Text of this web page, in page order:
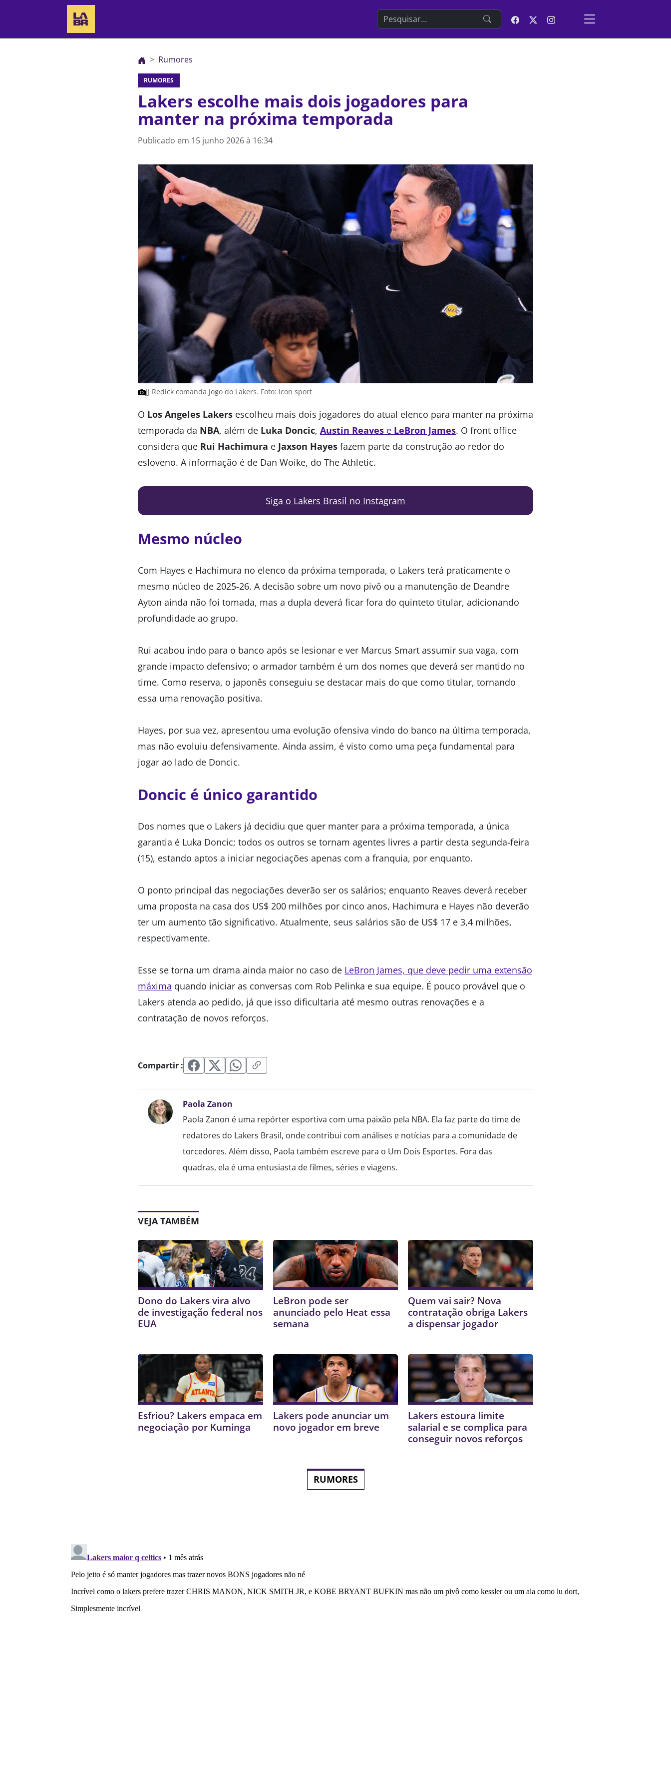
Search the website
Rumores
RUMORES
Lakers escolhe mais dois jogadores para
manter na próxima temporada
Publicado em 15 junho 2026 à 16:34
JJ Redick comanda jogo do Lakers. Foto: Icon sport
O Los Angeles Lakers escolheu mais dois jogadores do atual elenco para manter na próxima
temporada da NBA, além de Luka Doncic, Austin Reaves e LeBron James. O front office
considera que Rui Hachimura e Jaxson Hayes fazem parte da construção ao redor do
esloveno. A informação é de Dan Woike, do The Athletic.
Siga o Lakers Brasil no Instagram
Mesmo núcleo
Com Hayes e Hachimura no elenco da próxima temporada, o Lakers terá praticamente o
mesmo núcleo de 2025-26. A decisão sobre um novo pivô ou a manutenção de Deandre
Ayton ainda não foi tomada, mas a dupla deverá ficar fora do quinteto titular, adicionando
profundidade ao grupo.
Rui acabou indo para o banco após se lesionar e ver Marcus Smart assumir sua vaga, com
grande impacto defensivo; o armador também é um dos nomes que deverá ser mantido no
time. Como reserva, o japonês conseguiu se destacar mais do que como titular, tornando
essa uma renovação positiva.
Hayes, por sua vez, apresentou uma evolução ofensiva vindo do banco na última temporada,
mas não evoluiu defensivamente. Ainda assim, é visto como uma peça fundamental para
jogar ao lado de Doncic.
Doncic é único garantido
Dos nomes que o Lakers já decidiu que quer manter para a próxima temporada, a única
garantia é Luka Doncic; todos os outros se tornam agentes livres a partir desta segunda-feira
(15), estando aptos a iniciar negociações apenas com a franquia, por enquanto.
O ponto principal das negociações deverão ser os salários; enquanto Reaves deverá receber
uma proposta na casa dos US$ 200 milhões por cinco anos, Hachimura e Hayes não deverão
ter um aumento tão significativo. Atualmente, seus salários são de US$ 17 e 3,4 milhões,
respectivamente.
Esse se torna um drama ainda maior no caso de LeBron James, que deve pedir uma extensão
máxima quando iniciar as conversas com Rob Pelinka e sua equipe. É pouco provável que o
Lakers atenda ao pedido, já que isso dificultaria até mesmo outras renovações e a
contratação de novos reforços.
Compartir :
Paola Zanon
Paola Zanon é uma repórter esportiva com uma paixão pela NBA. Ela faz parte do time de
redatores do Lakers Brasil, onde contribui com análises e notícias para a comunidade de
torcedores. Além disso, Paola também escreve para o Um Dois Esportes. Fora das
quadras, ela é uma entusiasta de filmes, séries e viagens.
VEJA TAMBÉM
Dono do Lakers vira alvo
de investigação federal nos
EUA
LeBron pode ser
anunciado pelo Heat essa
semana
Quem vai sair? Nova
contratação obriga Lakers
a dispensar jogador
Esfriou? Lakers empaca em
negociação por Kuminga
Lakers pode anunciar um
novo jogador em breve
Lakers estoura limite
salarial e se complica para
conseguir novos reforços
RUMORES